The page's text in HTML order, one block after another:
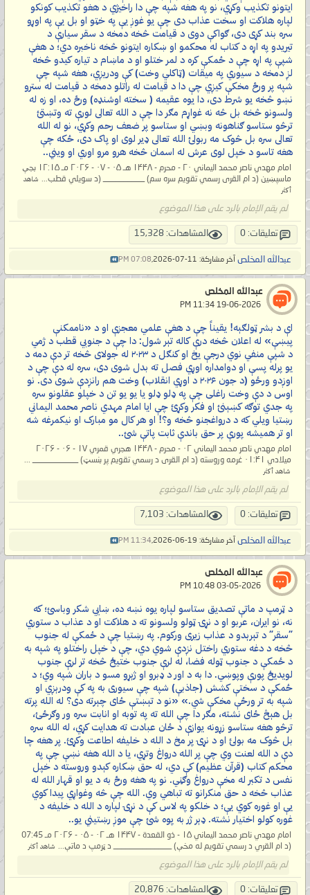
ایتونو تکذیب وکړي، نو په هغه شپه چې دا راخیژي د هغو تکذیب کونکو
لپاره هلاکت او سخت عذاب دی چې یو غوږ یې په خټو او بل یې په اوړو
سره بند کړی دی، ګواکې دوی د قیامت څخه دمخه د سقر سیارې د
تیریدو په اړه د کتاب له محکمو او ښکاره ایتونو څخه ناخبره دي؛ د هغې
شپې په اړه چې د ځمکې کره د لمر ختلو او د ماښام د تیاره کیدو څخه
لږ دمخه د سیوري په میقات (ټاکلي وخت) کې ودریږي، هغه شپه چې
شپه پر ورځ مخکې کیږي چې دا د قیامت له راتلو دمخه د قیامت له سترو
نښو څخه یو شرط دی، دا یوه عقیمه ( سخته اوشنډه) ورځ ده، او زه له
ولسونو څخه بل څه نه غواړم مګر دا چې د الله تعالی لورې ته وتښتئ
ترڅو ستاسو ګناهونه وبښي او ستاسو پر ضعف رحم وکړي، نو له الله
تعالی سره بل څوک مه ربولئ الله تعالی ډیر لوی او پاک دی، ځکه چې
هغه تاسو د خپل لوی عرش له اسمان څخه هرو مرو اوري او ویني..
امام مهدي ناصر محمد اليماني ۲۰ - محرم - ۱۴۴۸ هـ ۰۵ - ۰۷ - ۲۰۲۶ مـ ۱۲:۱۵ بجې
ماسپښین (د ام القری رسمي تقویم سره سم) __________ (د سویلي قطب... شاهد
أكثر
لم يقم الإمام بالرد على هذا الموضوع
تعليقات: 0 المشاهدات: 15,328
عبدالله المخلص آخر مشاركة: 11-07-2026, 07:08 PM
عبدالله المخلص
اې د بشر ټولګېه! یقیناً چې د هغې علمي معجزې او د «ناممکنې
پيښې» له اعلان څخه درې کاله تېر شول: دا چې د جنوبي قطب د ژمي
د شپې منفي نوي درجې یخ او کنګل د ۲۰۲۳ له جولای څخه تر دې دمه د
یو پرله پسې او دوامداره اوړي فصل ته بدل شوی دی، سره له دې چې د
اوږدو ورځو (د جون ۲۰۲۶ د اوړي انقلاب) وخت هم رانږدې شوی دی. نو
اوس د دې وخت راغلی چې په ډلو ډلو یا یو یو تن د خپلو عقلونو سره
په جدي توګه کښېنئ او فکر وکړئ چې ایا امام مهدي ناصر محمد اليماني
رښتیا ویلي که د درواغجنو څخه و؟! او هر کال مو مبارک او نیکمرغه شه
او تر همیشه پورې پر حق باندې ثابت پاتې شئ..
امام مهدي ناصر محمد اليماني ۰۲ - محرم - ۱۴۴۸ هجري قمري ۱۷ - ۰۶ - ۲۰۲۶
میلادي ۰۱:۴۱ غرمه وروسته (د ام القرى د رسمي تقویم پر بنسټ) ___________ ...
شاهد أكثر
لم يقم الإمام بالرد على هذا الموضوع
تعليقات: 0 المشاهدات: 7,103
عبدالله المخلص آخر مشاركة: 19-06-2026, 11:34 PM
عبدالله المخلص
د ټرمپ د ماتې تصدیق ستاسو لپاره یوه نښه ده، ښايي شکر وباسئ؛ که
نه، نو ایران، عربو او د نړۍ ټولو ولسونو ته د هلاکت او د عذاب د ستوري
"سقر" د تېرېدو د عذاب زیری ورکوم. په رښتیا چې د ځمکې له جنوب
څخه د دغه ستوري راختل نږدې شوي دي، چې د خپل راختلو په شپه به
د ځمکې د جنوب ټوله فضا، له لرې جنوب ختیځ څخه تر لرې جنوب
لویدیځ پورې وپوښي. دا به د اور د ډبرو او ژېړو مسو د باران شپه وي؛ د
ځمکې د سختې کشش (جاذبې) شپه چې سیوری به په کې ودرېږي او
شپه به تر ورځې مخکې شي.» «نو د تېښتې ځای چېرته دی؟ له الله پرته
بل هېڅ ځای نشته، مګر دا چې الله ته په توبه او انابت سره ور وګرځئ،
ترڅو هغه ستاسو زړونه یوازې د ځان عبادت ته هدایت کړي، له الله سره
بل څوک مه بولئ او د نړۍ پر مخ د الله د خلیفه اطاعت وکړئ. پر هغه چا
دې د الله لعنت وي چې پر الله درواغ وتړي، یا د الله هغه نښې چې په
محکم کتاب (قرآن عظیم) کې دي، له حق ښکاره کېدو وروسته د خپل
نفس د تکبر له مخې درواغ وګڼي. نو په هغه ورځ به د یو او قهار الله له
عذاب څخه د حق منکرانو ته تباهي وي. الله چې څه وغواړي پیدا کوي
یې او غوره کوي یې؛ د خلکو په لاس کې د نړۍ لپاره د الله د خلیفه د
غوره کولو اختیار نشته. ډېر ژر به پوه شئ چې موږ رښتیني یو..
امام مهدي ناصر محمد الیماني ۱۵ - ذو القعدة - ۱۴۴۷ هـ ۰۲ - ۰۵ - ۲۰۲۶ مـ 07:45
(د ام القري د رسمي تقویم له مخې) ______________ د ټرمپ د ماتې... شاهد أكثر
لم يقم الإمام بالرد على هذا الموضوع
تعليقات: 0 المشاهدات: 20,876